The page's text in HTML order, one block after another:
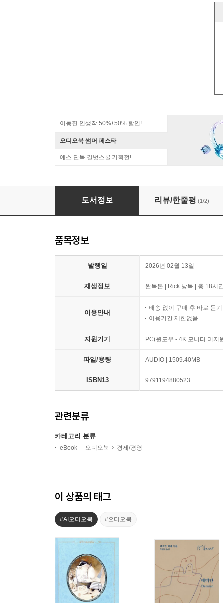
이동진 인생작 50%+50% 할인!
오디오북 썸머 페스타
예스 단독 길벗스쿨 기획전!
권력과 진보
도서정보 리뷰/한줄평 (1/2)
품목정보
발행일 2026년 02월 13일
재생정보 완독본 | Rick 낭독 | 총 18시
이용안내
배송 없이 구매 후 바로 듣기
이용기간 제한없음
지원기기 PC(윈도우 - 4K 모니터 미지
파일/용량 AUDIO | 1509.40MB
ISBN13 9791194880523
관련분류
카테고리 분류
eBook 오디오북 경제/경영
이 상품의 태그
#AI오디오북 #오디오북